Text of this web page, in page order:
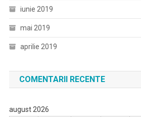
iunie 2019
mai 2019
aprilie 2019
COMENTARII RECENTE
august 2026